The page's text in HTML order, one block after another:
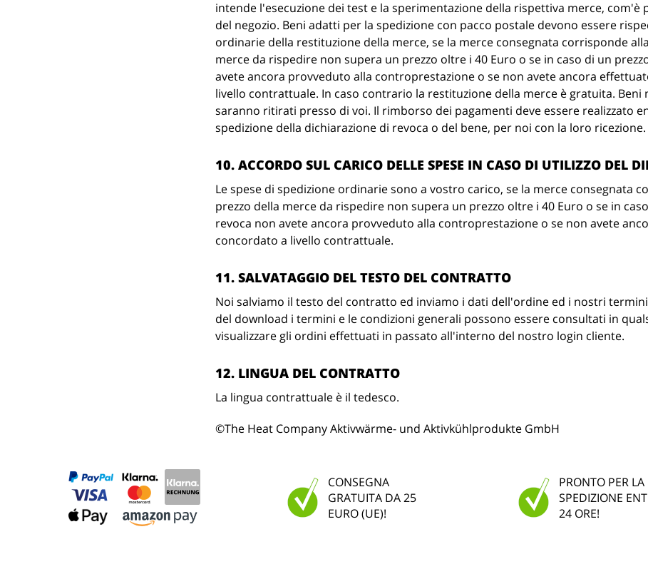
intende l'esecuzione dei test e la sperimentazione della rispettiva merce,
del negozio. Beni adatti per la spedizione con pacco postale devono essere
ordinarie della restituzione della merce, se la merce consegnata corrisponde
merce da rispedire non supera un prezzo oltre i 40 Euro o se in caso di un
avete ancora provveduto alla controprestazione o se non avete ancora
livello contrattuale. In caso contrario la restituzione della merce è gratuita.
saranno ritirati presso di voi. Il rimborso dei pagamenti deve essere realizzato
spedizione della dichiarazione di revoca o del bene, per noi con la loro ricezione.
10. ACCORDO SUL CARICO DELLE SPESE IN CASO DI UTILIZZO DEL
Le spese di spedizione ordinarie sono a vostro carico, se la merce consegnata
prezzo della merce da rispedire non supera un prezzo oltre i 40 Euro o se in
revoca non avete ancora provveduto alla controprestazione o se non avete
concordato a livello contrattuale.
11. SALVATAGGIO DEL TESTO DEL CONTRATTO
Noi salviamo il testo del contratto ed inviamo i dati dell'ordine ed i nostri
del download i termini e le condizioni generali possono essere consultati in
visualizzare gli ordini effettuati in passato all'interno del nostro login cliente.
12. LINGUA DEL CONTRATTO
La lingua contrattuale è il tedesco.
©The Heat Company Aktivwärme- und Aktivkühlprodukte GmbH
CONSEGNA
GRATUITA DA 25
EURO (UE)!
PRONTO PER LA
SPEDIZIONE
24 ORE!